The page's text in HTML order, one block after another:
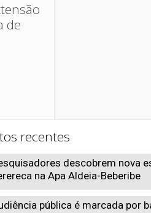
de
recentes
descobrem nova
na Apa Aldeia-Beberibe
pública é marcada por